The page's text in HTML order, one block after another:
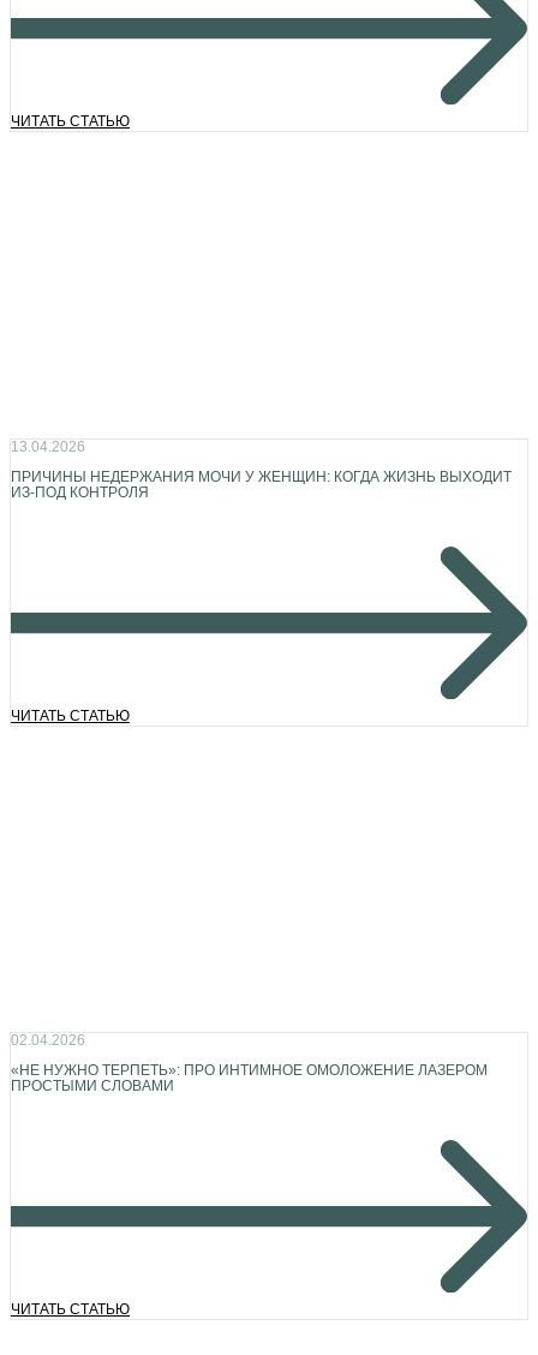
ЧИТАТЬ СТАТЬЮ
13.04.2026
ПРИЧИНЫ НЕДЕРЖАНИЯ МОЧИ У ЖЕНЩИН: КОГДА ЖИЗНЬ ВЫХОДИТ
ИЗ-ПОД КОНТРОЛЯ
ЧИТАТЬ СТАТЬЮ
02.04.2026
«НЕ НУЖНО ТЕРПЕТЬ»: ПРО ИНТИМНОЕ ОМОЛОЖЕНИЕ ЛАЗЕРОМ
ПРОСТЫМИ СЛОВАМИ
ЧИТАТЬ СТАТЬЮ